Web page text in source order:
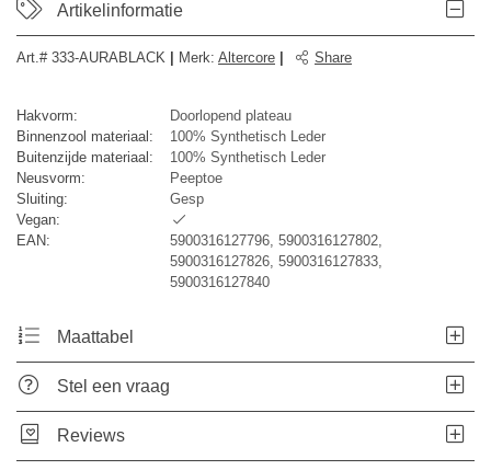
Artikelinformatie
Art.# 333-AURABLACK Merk: Altercore Share
Hakvorm:
Doorlopend plateau
Binnenzool materiaal:
100% Synthetisch Leder
Buitenzijde materiaal:
100% Synthetisch Leder
Neusvorm:
Peeptoe
Sluiting:
Gesp
Vegan:
EAN:
5900316127796, 5900316127802,
5900316127826, 5900316127833,
5900316127840
Maattabel
Stel een vraag
Reviews